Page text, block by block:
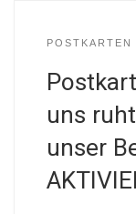
POSTKARTEN
uns
unser